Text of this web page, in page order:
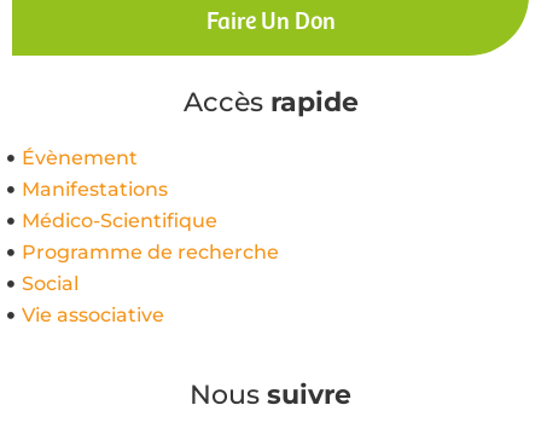
Faire Un Don
Accès rapide
Évènement
Manifestations
Médico-Scientifique
Programme de recherche
Social
Vie associative
Nous suivre